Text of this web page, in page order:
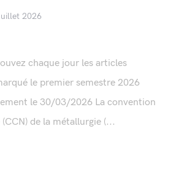
2026
chaque jour les articles
le premier semestre 2026
le 30/03/2026 La convention
de la métallurgie (...